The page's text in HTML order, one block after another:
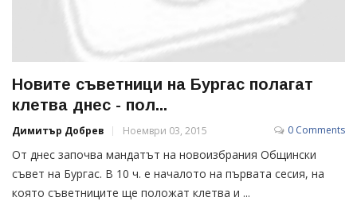
Новите съветници на Бургас полагат
клетва днес - пол...
Димитър Добрев Ноември 03, 2015 0 Comments
От днес започва мандатът на новоизбрания Общински
съвет на Бургас. В 10 ч. е началото на първата сесия, на
която съветниците ще положат клетва и ...